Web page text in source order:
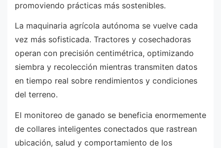
promoviendo prácticas más sostenibles.
La maquinaria agrícola autónoma se vuelve cada
vez más sofisticada. Tractores y cosechadoras
operan con precisión centimétrica, optimizando
siembra y recolección mientras transmiten datos
en tiempo real sobre rendimientos y condiciones
del terreno.
El monitoreo de ganado se beneficia enormemente
de collares inteligentes conectados que rastrean
ubicación, salud y comportamiento de los